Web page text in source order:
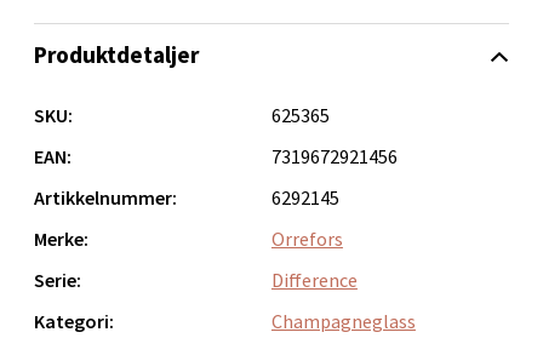
tilpasset vinens karakter. Sparkling-glasset fremhever
i Kosta, Sverige, og egner seg utmerket som gave til
Produktdetaljer
SKU:
625365
EAN:
7319672921456
Artikkelnummer:
6292145
Merke:
Orrefors
Serie:
Difference
Kategori:
Champagneglass
Oppdal - Aunasenteret
Åpent i dag 10-19